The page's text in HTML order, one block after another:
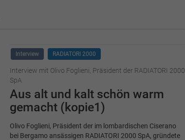
Interview RADIATORI 2000
Interview mit Olivo Foglieni, Präsident der RADIATORI 2000
SpA
Aus alt und kalt schön warm
gemacht (kopie1)
Olivo Foglieni, Präsident der im lombardischen Ciserano
bei Bergamo ansässigen RADIATORI 2000 SpA, gründete